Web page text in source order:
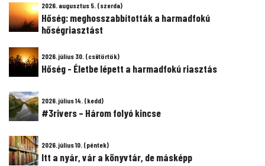
2026. augusztus 5. (szerda)
Hőség: meghosszabbították a harmadfokú
hőségriasztást
2026. július 30. (csütörtök)
Hőség - Életbe lépett a harmadfokú riasztás
2026. július 14. (kedd)
#3rivers – Három folyó kincse
2026. július 10. (péntek)
Itt a nyár, vár a könyvtár, de másképp